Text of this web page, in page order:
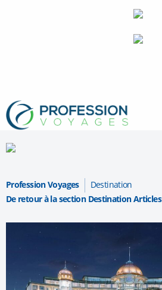
Profession Voyages
Destination
De retour à la section Destination Articles